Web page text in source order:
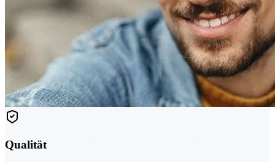
Qualität